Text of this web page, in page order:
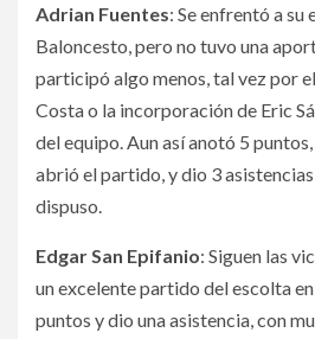
Adrian Fuentes: Se enfrentó a su
Baloncesto, pero no tuvo una
participó algo menos, tal vez por
Costa o la incorporación de Eric
del equipo. Aun así anotó 5
abrió el partido, y dio 3
dispuso.
Edgar San Epifanio: Siguen las
un excelente partido del escolta
puntos y dio una asistencia, con